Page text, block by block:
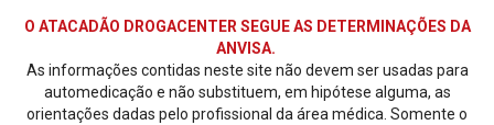
O ATACADÃO DROGACENTER SEGUE AS DETERMINAÇÕES DA
ANVISA.
As informações contidas neste site não devem ser usadas para
automedicação e não substituem, em hipótese alguma, as
orientações dadas pelo profissional da área médica. Somente o